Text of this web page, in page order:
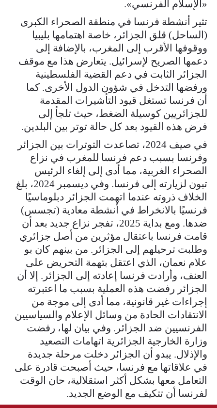
«الإسلام الفرنسي».
تثير أنشطة فرنسا في منطقة الصحراء الكبرى
(الساحل) قلق الجزائر، خاصة اهتمامها بليبيا
ووقوفها الأقرب إلى المغرب، بالإضافة إلى
دعمها الصريح لإسرائيل. يتعارض هذا مع موقف
الجزائر الثابت في دعم القضية الفلسطينية
ورفضها التدخل في شؤون الدول الأخرى. كما
أن فرنسا تستغل قيود التأشيرات المقدمة
للجزائريين كوسيلة الضغط، حيث تلجأ إلى
فرض هذه القيود بعد كل حالة توتر بين البلدين.
في صيف 2024، تصاعدت التوترات بين الجزائر
وفرنسا بسبب دعم فرنسا للمغرب في نزاع
الصحراء الغربية، مما أدى إلى إلغاء الرئيس
تبون لزيارته إلى فرنسا. وفي ديسمبر 2024، بلغ
الخلاف ذروته عندما اتهمت الجزائر دبلوماسيًا
فرنسيًا بالانخراط في أنشطة معادية (تجسس)
ضدها. ومع بداية 2025، تفجر نزاع جديد بعد أن
قامت فرنسا باعتقال مؤثرين من أصل جزائري
وطلبت ترحيلهم إلى الجزائر. من بينهم كان بو
علام نعمان، الذي اعتقل بتهمة التحريض على
العنف، وأرادت فرنسا إعادته إلى الجزائر. إلا أن
الجزائر رفضت هذه العملية بسبب ما اعتبرته
إجراءات غير قانونية، مما أدى إلى موجة من
الانتقادات الحادة من وسائل الإعلام والسياسيين
الفرنسيين ضد الجزائر. وفي بيان لها، رفضت
وزارة الخارجية الجزائرية اتهامات التصعيد
والإذلال. يبدو أن الجزائر دخلت مرحلة جديدة
في علاقاتها مع فرنسا، حيث أصبحت قادرة على
التعامل معها بشكل أكثر استقلالية، حان الوقت
لفرنسا أن تتكيف مع الوضع الجديد.